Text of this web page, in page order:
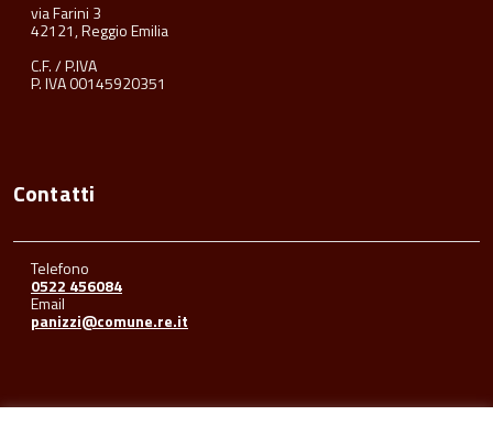
via Farini 3
42121, Reggio Emilia
C.F. / P.IVA
P. IVA 00145920351
Contatti
Telefono
0522 456084
Email
panizzi@comune.re.it